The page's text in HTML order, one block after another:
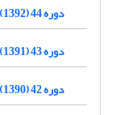
دوره 44 (1392)
دوره 43 (1391)
دوره 42 (1390)